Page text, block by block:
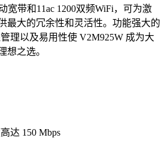
宽带和11ac 1200双频WiFi，可为激
最大的冗余性和灵活性。功能强大的
理以及易用性使 V2M925W 成为大
想之选。
达 150 Mbps